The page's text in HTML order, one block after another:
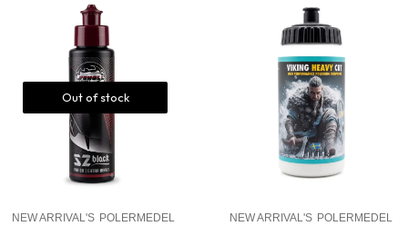
Out of stock
NEW ARRIVAL'S POLERMEDEL NEW ARRIVAL'S POLERMEDEL